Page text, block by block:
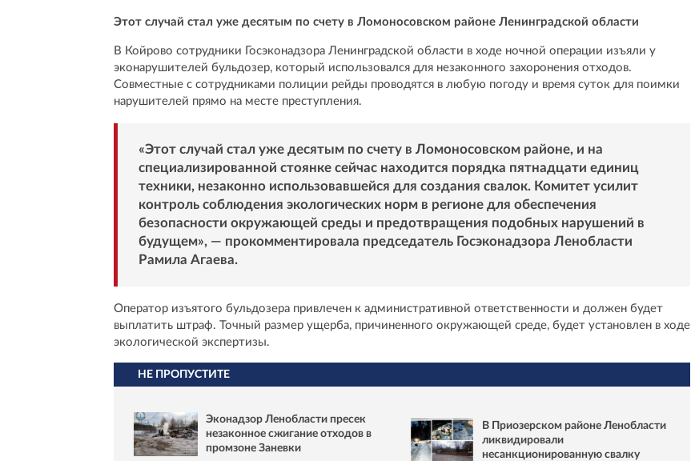
Этот случай стал уже десятым по счету в Ломоносовском районе Ленинградской области
В Койрово сотрудники Госэконадзора Ленинградской области в ходе ночной операции изъяли у
эконарушителей бульдозер, который использовался для незаконного захоронения отходов.
Совместные с сотрудниками полиции рейды проводятся в любую погоду и время суток для поимки
нарушителей прямо на месте преступления.
«Этот случай стал уже десятым по счету в Ломоносовском районе, и на
специализированной стоянке сейчас находится порядка пятнадцати единиц
техники, незаконно использовавшейся для создания свалок. Комитет усилит
контроль соблюдения экологических норм в регионе для обеспечения
безопасности окружающей среды и предотвращения подобных нарушений в
будущем», — прокомментировала председатель Госэконадзора Ленобласти
Рамила Агаева.
Оператор изъятого бульдозера привлечен к административной ответственности и должен будет
выплатить штраф. Точный размер ущерба, причиненного окружающей среде, будет установлен в ходе
экологической экспертизы.
НЕ ПРОПУСТИТЕ
Эконадзор Ленобласти пресек
незаконное сжигание отходов в
промзоне Заневки
В Приозерском районе Ленобласти
ликвидировали
несанкционированную свалку